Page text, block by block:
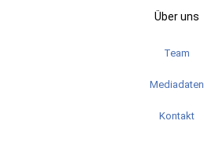
Über uns
Team
Mediadaten
Kontakt